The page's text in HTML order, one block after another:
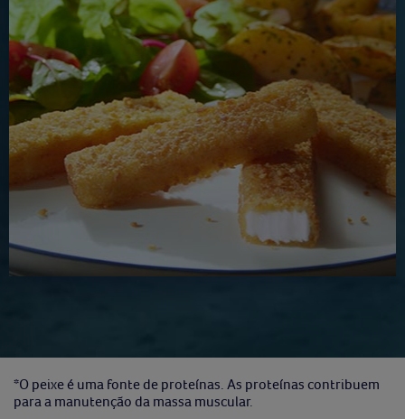
*O peixe é uma fonte de proteínas. As proteínas contribuem
para a manutenção da massa muscular.